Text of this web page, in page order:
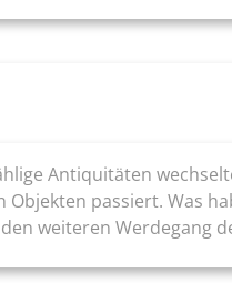
Antiquitäten
passiert. Was
weiteren Werdegang